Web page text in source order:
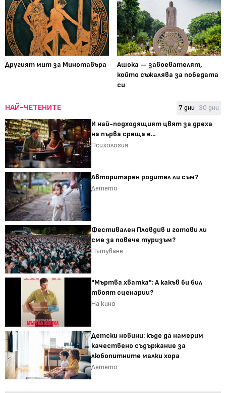
Другият мит за Минотавъра
Ашока — завоевателят,
който съжалява за победата
си
НАЙ-ЧЕТЕНИТЕ 7 дни 30 дни
И най-подходящият цвят за дреха
на първа среща е...
Психология
Авторитарен родител ли съм?
Детето
Фестивален Пловдив и готови ли
сме за повече туризъм?
Пътуване
"Мъртва хватка": А какъв би бил
твоят сценарии?
На кино
Детски новини: къде да намерим
качествено съдържание за
любопитните малки хора
Детето